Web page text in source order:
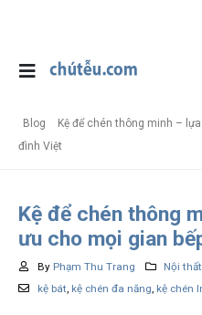
Blog
Kệ để chén thông minh –
đình Việt
Kệ để chén thông
ưu cho mọi gian
By Phạm Thu Trang
Nội
kệ bát, kệ chén đa năng, kệ chén